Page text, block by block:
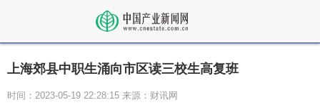
上海郊县中职生涌向市区读三校生高复班
时间：2023-05-19 22:28:15 来源：财讯网